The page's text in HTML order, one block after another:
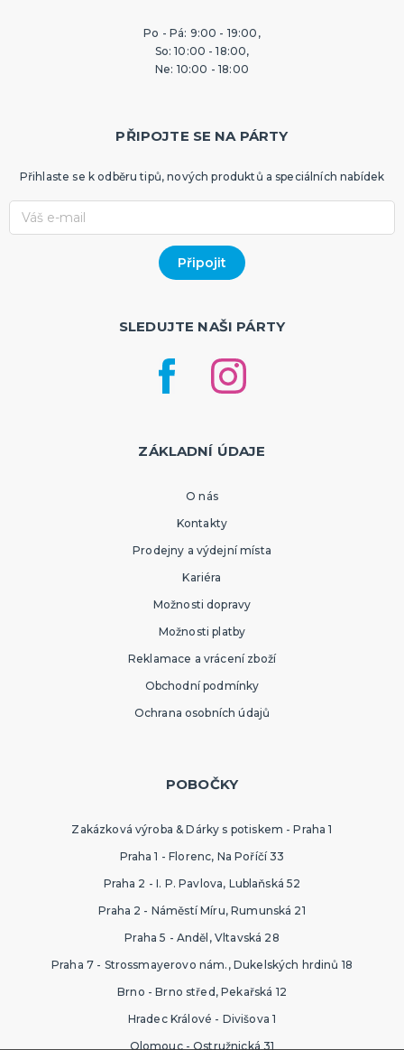
Po - Pá: 9:00 - 19:00,
So: 10:00 - 18:00,
Ne: 10:00 - 18:00
PŘIPOJTE SE NA PÁRTY
Přihlaste se k odběru tipů, nových produktů a speciálních nabídek
SLEDUJTE NAŠI PÁRTY
ZÁKLADNÍ ÚDAJE
O nás
Kontakty
Prodejny a výdejní místa
Kariéra
Možnosti dopravy
Možnosti platby
Reklamace a vrácení zboží
Obchodní podmínky
Ochrana osobních údajů
POBOČKY
Zakázková výroba & Dárky s potiskem - Praha 1
Praha 1 - Florenc, Na Poříčí 33
Praha 2 - I. P. Pavlova, Lublaňská 52
Praha 2 - Náměstí Míru, Rumunská 21
Praha 5 - Anděl, Vltavská 28
Praha 7 - Strossmayerovo nám., Dukelských hrdinů 18
Brno - Brno střed, Pekařská 12
Hradec Králové - Divišova 1
Olomouc - Ostružnická 31